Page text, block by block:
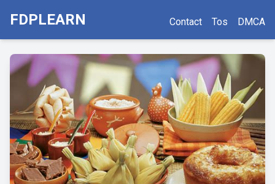
FDPLEARN Contact Tos DMCA